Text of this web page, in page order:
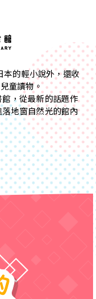
的輕小說外，還收
童讀物。
，從最新的話題作
地窗自然光的館內